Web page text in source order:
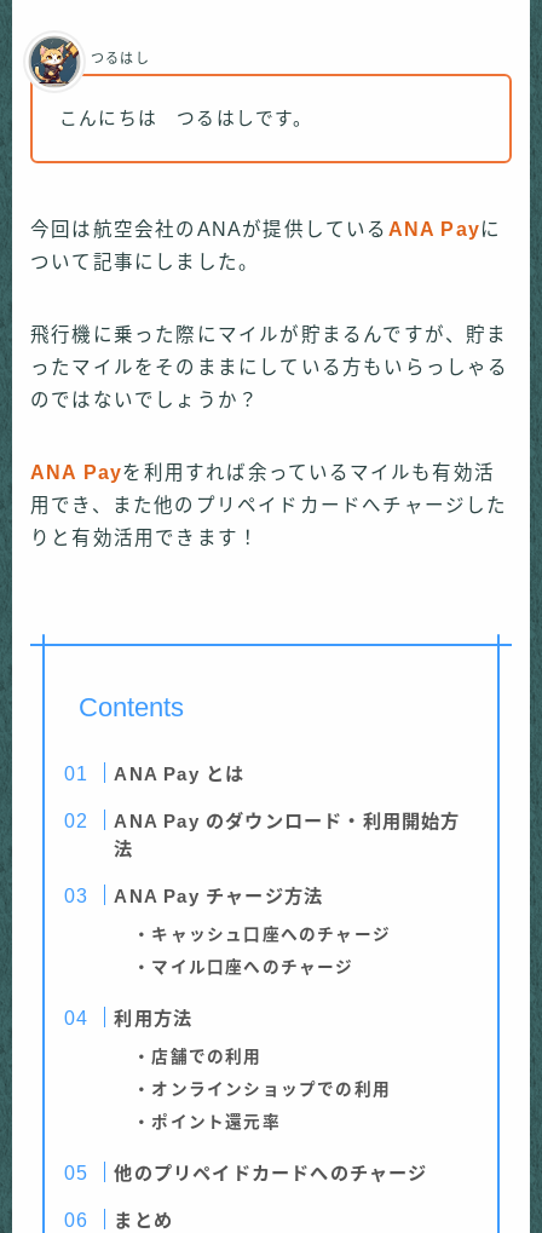
こんにちは つるはしです。
つるはし
今回は航空会社のANAが提供している ANA Payに
ついて記事にしました。
飛行機に乗った際にマイルが貯まるんですが、貯ま
ったマイルをそのままにしている方もいらっしゃる
のではないでしょうか？
ANA Payを利用すれば余っているマイルも有効活
用でき、また他のプリペイドカードへチャージした
りと有効活用できます！
Contents
ANA Pay とは
ANA Pay のダウンロード・利用開始方
法
ANA Pay チャージ方法
・キャッシュ口座へのチャージ
・マイル口座へのチャージ
利用方法
・店舗での利用
・オンラインショップでの利用
・ポイント還元率
他のプリペイドカードへのチャージ
まとめ